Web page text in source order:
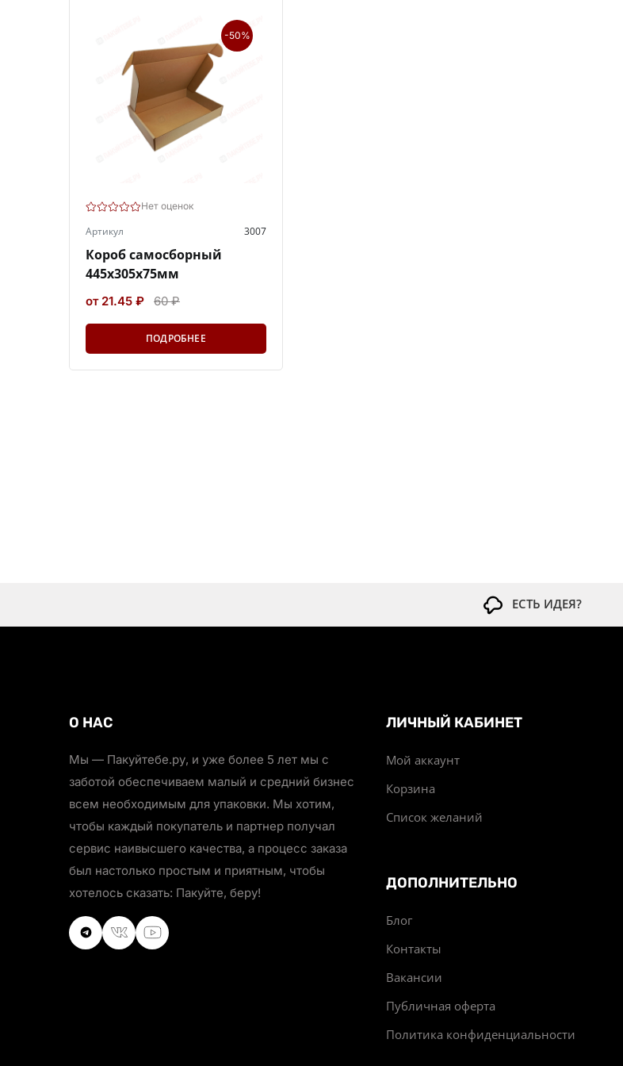
-50%
Нет оценок
Артикул 3007
Короб самосборный
445х305х75мм
от 21.45 ₽ 60 ₽
ПОДРОБНЕЕ
ЕСТЬ ИДЕЯ?
О НАС
Мы — Пакуйтебе.ру, и уже более 5 лет мы с
заботой обеспечиваем малый и средний бизнес
всем необходимым для упаковки. Мы хотим,
чтобы каждый покупатель и партнер получал
сервис наивысшего качества, а процесс заказа
был настолько простым и приятным, чтобы
хотелось сказать: Пакуйте, беру!
VKontakteVKontakteYoutube
ЛИЧНЫЙ КАБИНЕТ
Мой аккаунт
Корзина
Список желаний
ДОПОЛНИТЕЛЬНО
Блог
Контакты
Вакансии
Публичная оферта
Политика конфиденциальности